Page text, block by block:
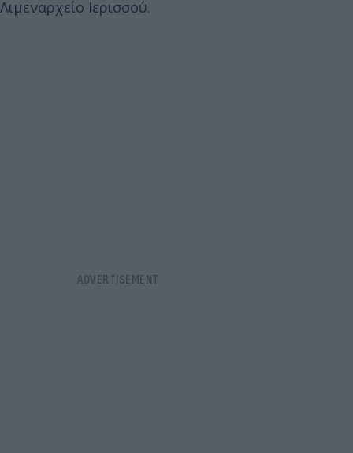
Λιμεναρχείο Ιερισσού.